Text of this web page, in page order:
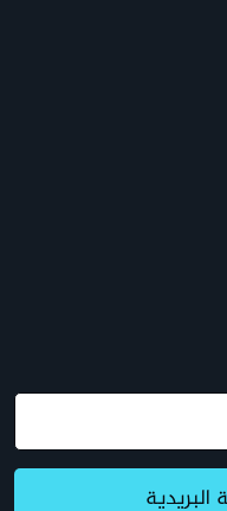
البريدية